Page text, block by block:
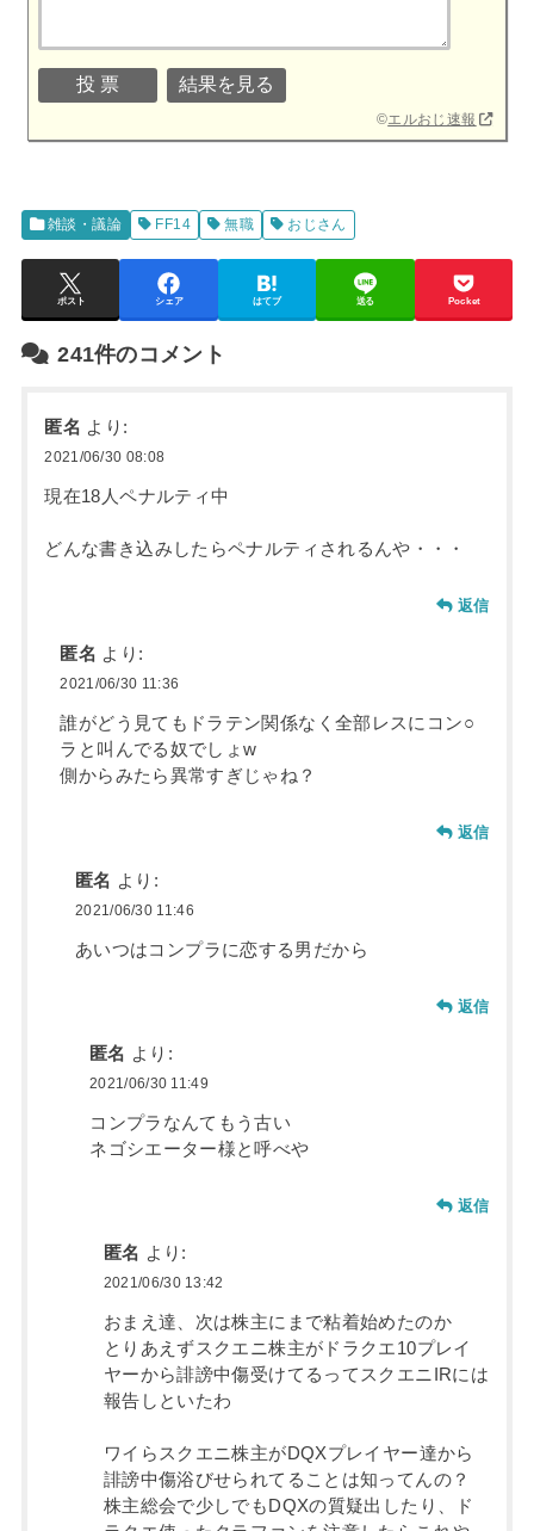
©エルおじ速報
雑談・議論 FF14 無職 おじさん
ポスト シェア はてブ 送る Pocket
241件のコメント
匿名 より:
2021/06/30 08:08
現在18人ペナルティ中
どんな書き込みしたらペナルティされるんや・・・
返信
匿名 より:
2021/06/30 11:36
誰がどう見てもドラテン関係なく全部レスにコン○
ラと叫んでる奴でしょw
側からみたら異常すぎじゃね？
返信
匿名 より:
2021/06/30 11:46
あいつはコンプラに恋する男だから
返信
匿名 より:
2021/06/30 11:49
コンプラなんてもう古い
ネゴシエーター様と呼べや
返信
匿名 より:
2021/06/30 13:42
おまえ達、次は株主にまで粘着始めたのか
とりあえずスクエニ株主がドラクエ10プレイ
ヤーから誹謗中傷受けてるってスクエニIRには
報告しといたわ
ワイらスクエニ株主がDQXプレイヤー達から
誹謗中傷浴びせられてることは知ってんの？
株主総会で少しでもDQXの質疑出したり、ド